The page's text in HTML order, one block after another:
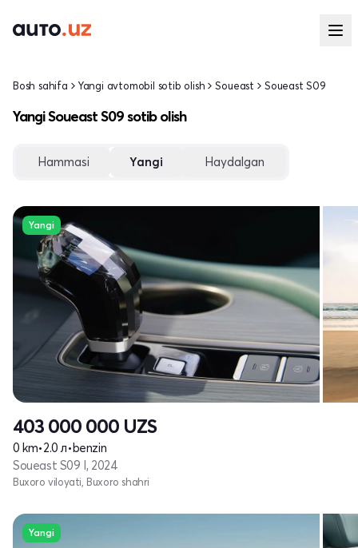
Bosh sahifa Yangi avtomobil sotib olish Soueast Soueast S09
Yangi Soueast S09 sotib olish
Hammasi Yangi Haydalgan
Yangi
403 000 000 UZS
0 km•2.0 л•benzin
Soueast S09 I, 2024
Buxoro viloyati, Buxoro shahri
Yangi